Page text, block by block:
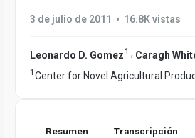
3 de julio de 2011 • 16.8K vistas
Leonardo D. Gomez1 , Caragh
1 Center for Novel Agricultural
Resumen Transcripción